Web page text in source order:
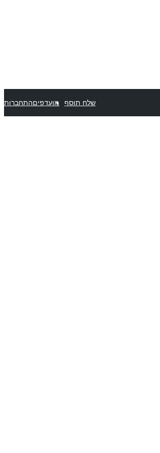
שלח תוסף מועדפיםהתחברות